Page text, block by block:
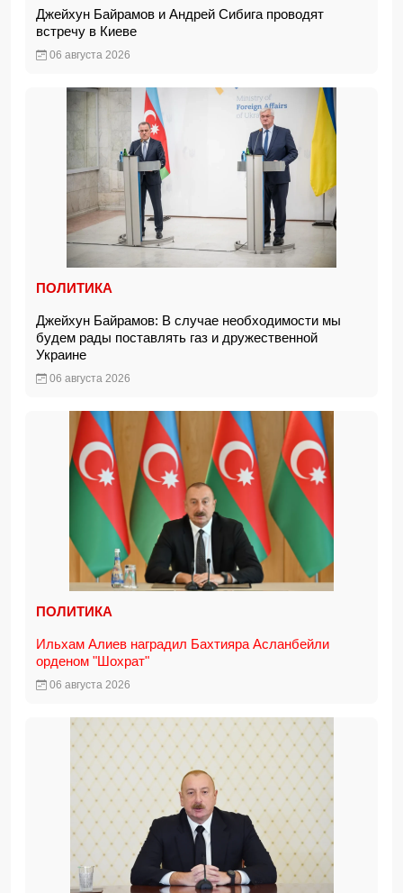
Джейхун Байрамов и Андрей Сибига проводят
встречу в Киеве
06 августа 2026
ПОЛИТИКА
Джейхун Байрамов: В случае необходимости мы
будем рады поставлять газ и дружественной
Украине
06 августа 2026
ПОЛИТИКА
Ильхам Алиев наградил Бахтияра Асланбейли
орденом "Шохрат"
06 августа 2026